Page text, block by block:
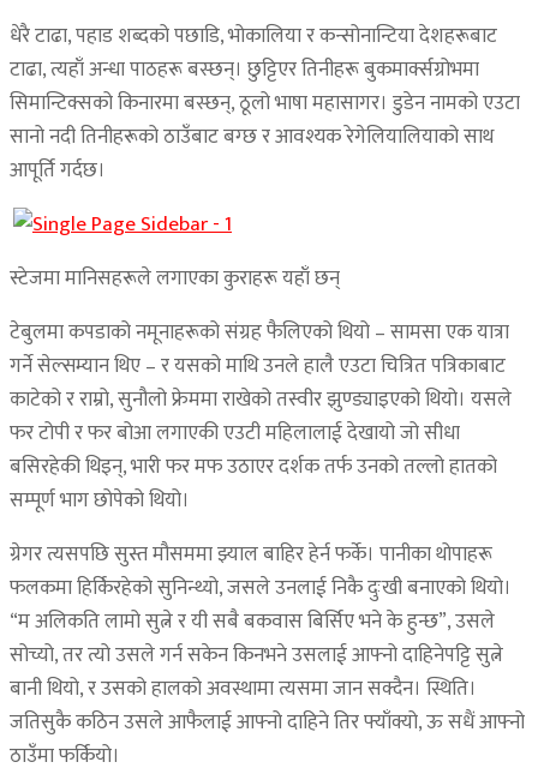
धेरै टाढा, पहाड शब्दको पछाडि, भोकालिया र कन्सोनान्टिया देशहरूबाट
टाढा, त्यहाँ अन्धा पाठहरू बस्छन्। छुट्टिएर तिनीहरू बुकमार्क्सग्रोभमा
सिमान्टिक्सको किनारमा बस्छन्, ठूलो भाषा महासागर। डुडेन नामको एउटा
सानो नदी तिनीहरूको ठाउँबाट बग्छ र आवश्यक रेगेलियालियाको साथ
आपूर्ति गर्दछ।
स्टेजमा मानिसहरूले लगाएका कुराहरू यहाँ छन्
टेबुलमा कपडाको नमूनाहरूको संग्रह फैलिएको थियो – सामसा एक यात्रा
गर्ने सेल्सम्यान थिए – र यसको माथि उनले हालै एउटा चित्रित पत्रिकाबाट
काटेको र राम्रो, सुनौलो फ्रेममा राखेको तस्वीर झुण्ड्याइएको थियो। यसले
फर टोपी र फर बोआ लगाएकी एउटी महिलालाई देखायो जो सीधा
बसिरहेकी थिइन्, भारी फर मफ उठाएर दर्शक तर्फ उनको तल्लो हातको
सम्पूर्ण भाग छोपेको थियो।
ग्रेगर त्यसपछि सुस्त मौसममा झ्याल बाहिर हेर्न फर्के। पानीका थोपाहरू
फलकमा हिर्किरहेको सुनिन्थ्यो, जसले उनलाई निकै दुःखी बनाएको थियो।
“म अलिकति लामो सुत्ने र यी सबै बकवास बिर्सिए भने के हुन्छ”, उसले
सोच्यो, तर त्यो उसले गर्न सकेन किनभने उसलाई आफ्नो दाहिनेपट्टि सुत्ने
बानी थियो, र उसको हालको अवस्थामा त्यसमा जान सक्दैन। स्थिति।
जतिसुकै कठिन उसले आफैलाई आफ्नो दाहिने तिर फ्याँक्यो, ऊ सधैं आफ्नो
ठाउँमा फर्कियो।